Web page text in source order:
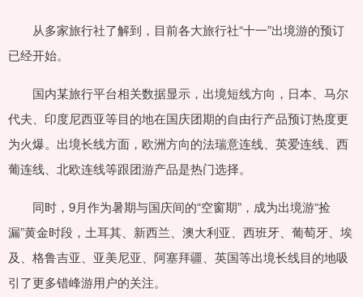
从多家旅行社了解到，目前各大旅行社“十一”出境游的预订
已经开始。
国内某旅行平台相关数据显示，出境短线方向，日本、马尔
代夫、印度尼西亚等目的地在国庆团期的自由行产品预订热度更
为火爆。出境长线方面，欧洲方向的法瑞意连线、英爱连线、西
葡连线、北欧连线等跟团游产品是热门选择。
同时，9月作为暑期与国庆间的“空窗期”，成为出境游“捡
漏”黄金时段，土耳其、新西兰、澳大利亚、西班牙、葡萄牙、埃
及、格鲁吉亚、亚美尼亚、阿塞拜疆、英国等出境长线目的地吸
引了更多错峰游用户的关注。